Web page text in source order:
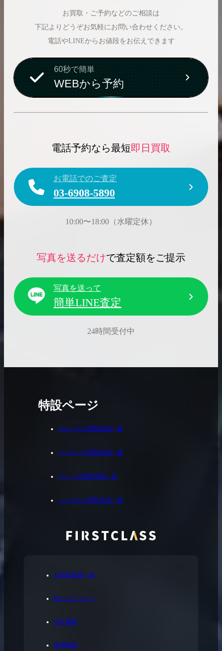
お買取・ご予約などのご相談は
下記よりどうぞお気軽にお問い合わせください。
電話やLINEからお値段をお伝えできます
60秒で簡単
WEBから予約
電話予約なら最短即日買取
お電話でのご査定
03-6908-5890
10:00〜18:00（水曜定休）
写真を送るだけで査定額をご提示
写真を送って
簡単LINE査定
24時間受付中
お買取実績一覧
私たちについて
会社概要
採用情報
特設ページ
エルメスの買取実績一覧
バーキンの買取実績一覧
ケリーの買取実績一覧
シャネルの買取実績一覧